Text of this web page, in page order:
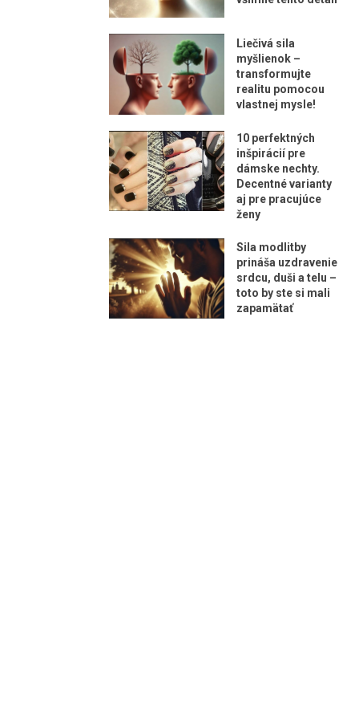
Liečivá sila
myšlienok –
transformujte
realitu pomocou
vlastnej mysle!
10 perfektných
inšpirácií pre
dámske nechty.
Decentné varianty
aj pre pracujúce
ženy
Sila modlitby
prináša uzdravenie
srdcu, duši a telu –
toto by ste si mali
zapamätať